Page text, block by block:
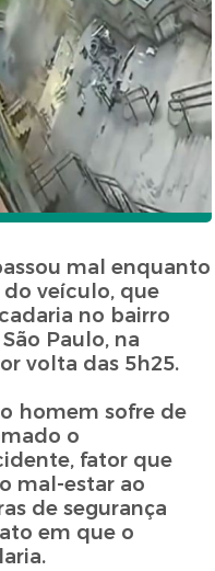
mal enquanto
veículo, que
no bairro
Paulo, na
volta das 5h25.
homem sofre de
o
fator que
mal-estar ao
de segurança
em que o